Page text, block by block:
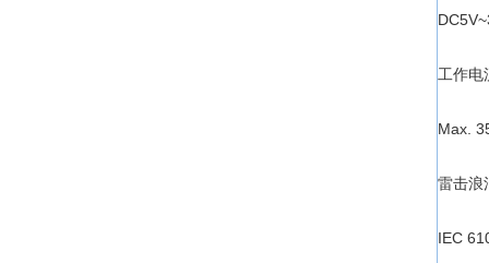
工作电
Max.
雷击浪
IEC